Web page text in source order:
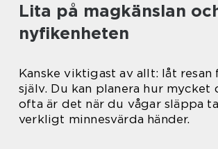
Lita på magkänslan
nyfikenheten
Kanske viktigast av allt: låt resan
själv. Du kan planera hur mycket
ofta är det när du vågar släppa
verkligt minnesvärda händer.